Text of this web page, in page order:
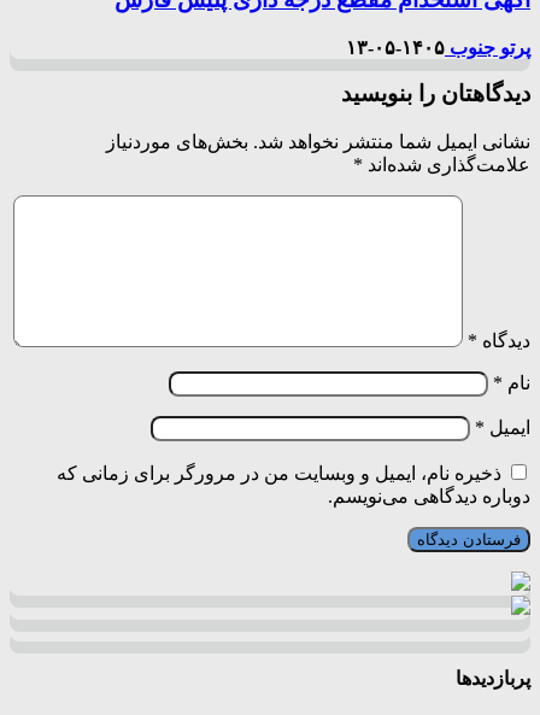
پرتو جنوب ۱۴۰۵-۰۵-۱۳
دیدگاهتان را بنویسید
نشانی ایمیل شما منتشر نخواهد شد. بخش‌های موردنیاز
علامت‌گذاری شده‌اند *
دیدگاه *
نام *
ایمیل *
ذخیره نام، ایمیل و وبسایت من در مرورگر برای زمانی که
دوباره دیدگاهی می‌نویسم.
پربازدیدها